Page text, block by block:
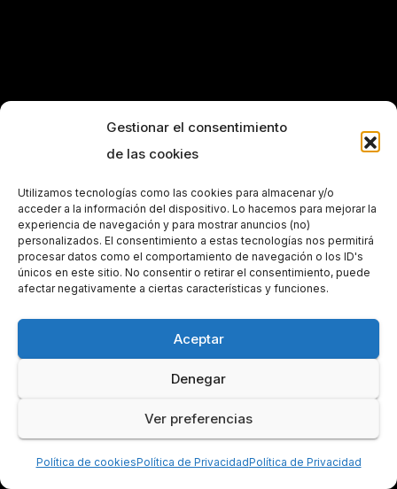
Gestionar el consentimiento
de las cookies
Utilizamos tecnologías como las cookies para almacenar y/o
acceder a la información del dispositivo. Lo hacemos para mejorar la
experiencia de navegación y para mostrar anuncios (no)
personalizados. El consentimiento a estas tecnologías nos permitirá
procesar datos como el comportamiento de navegación o los ID's
únicos en este sitio. No consentir o retirar el consentimiento, puede
afectar negativamente a ciertas características y funciones.
Aceptar
Denegar
Ver preferencias
Política de cookiesPolítica de PrivacidadPolítica de Privacidad